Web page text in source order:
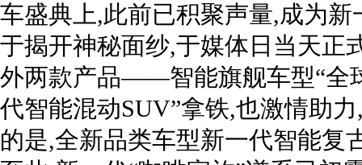
车盛典上,此前已积聚声量,成为
于揭开神秘面纱,于媒体日当天正
外两款产品——智能旗舰车型“全
代智能混动SUV”拿铁,也激情助
的是,全新品类车型新一代智能复